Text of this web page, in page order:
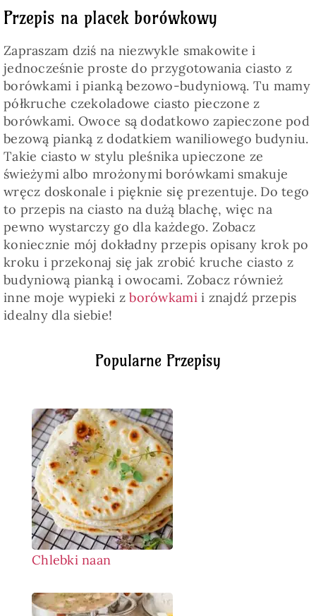
Popularne Przepisy
Chlebki naan
Przepis na placek borówkowy
Zapraszam dziś na niezwykle smakowite i
jednocześnie proste do przygotowania ciasto z
borówkami i pianką bezowo-budyniową. Tu mamy
półkruche czekoladowe ciasto pieczone z
borówkami. Owoce są dodatkowo zapieczone pod
bezową pianką z dodatkiem waniliowego budyniu.
Takie ciasto w stylu pleśnika upieczone ze
świeżymi albo mrożonymi borówkami smakuje
wręcz doskonale i pięknie się prezentuje. Do tego
to przepis na ciasto na dużą blachę, więc na
pewno wystarczy go dla każdego. Zobacz
koniecznie mój dokładny przepis opisany krok po
kroku i przekonaj się jak zrobić kruche ciasto z
budyniową pianką i owocami. Zobacz również
inne moje wypieki zborówkamii znajdź przepis
idealny dla siebie!